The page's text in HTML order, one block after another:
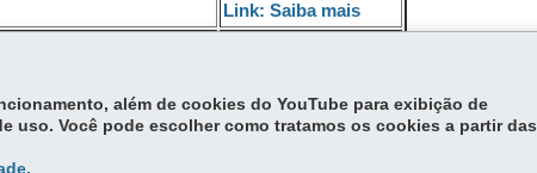
Link: Saiba mais
além de cookies do YouTube para exibição de
uso. Você pode escolher como tratamos os cookies a partir das